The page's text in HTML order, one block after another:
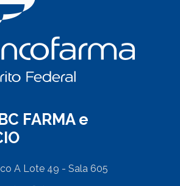
FARMA e
A Lote 49 - Sala 605